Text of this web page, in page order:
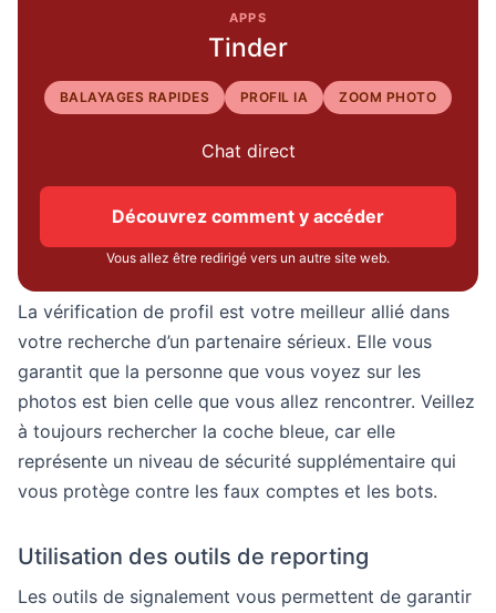
APPS
Tinder
BALAYAGES RAPIDES PROFIL IA ZOOM PHOTO
Chat direct
Découvrez comment y accéder
Vous allez être redirigé vers un autre site web.
La vérification de profil est votre meilleur allié dans
votre recherche d’un partenaire sérieux. Elle vous
garantit que la personne que vous voyez sur les
photos est bien celle que vous allez rencontrer. Veillez
à toujours rechercher la coche bleue, car elle
représente un niveau de sécurité supplémentaire qui
vous protège contre les faux comptes et les bots.
Utilisation des outils de reporting
Les outils de signalement vous permettent de garantir